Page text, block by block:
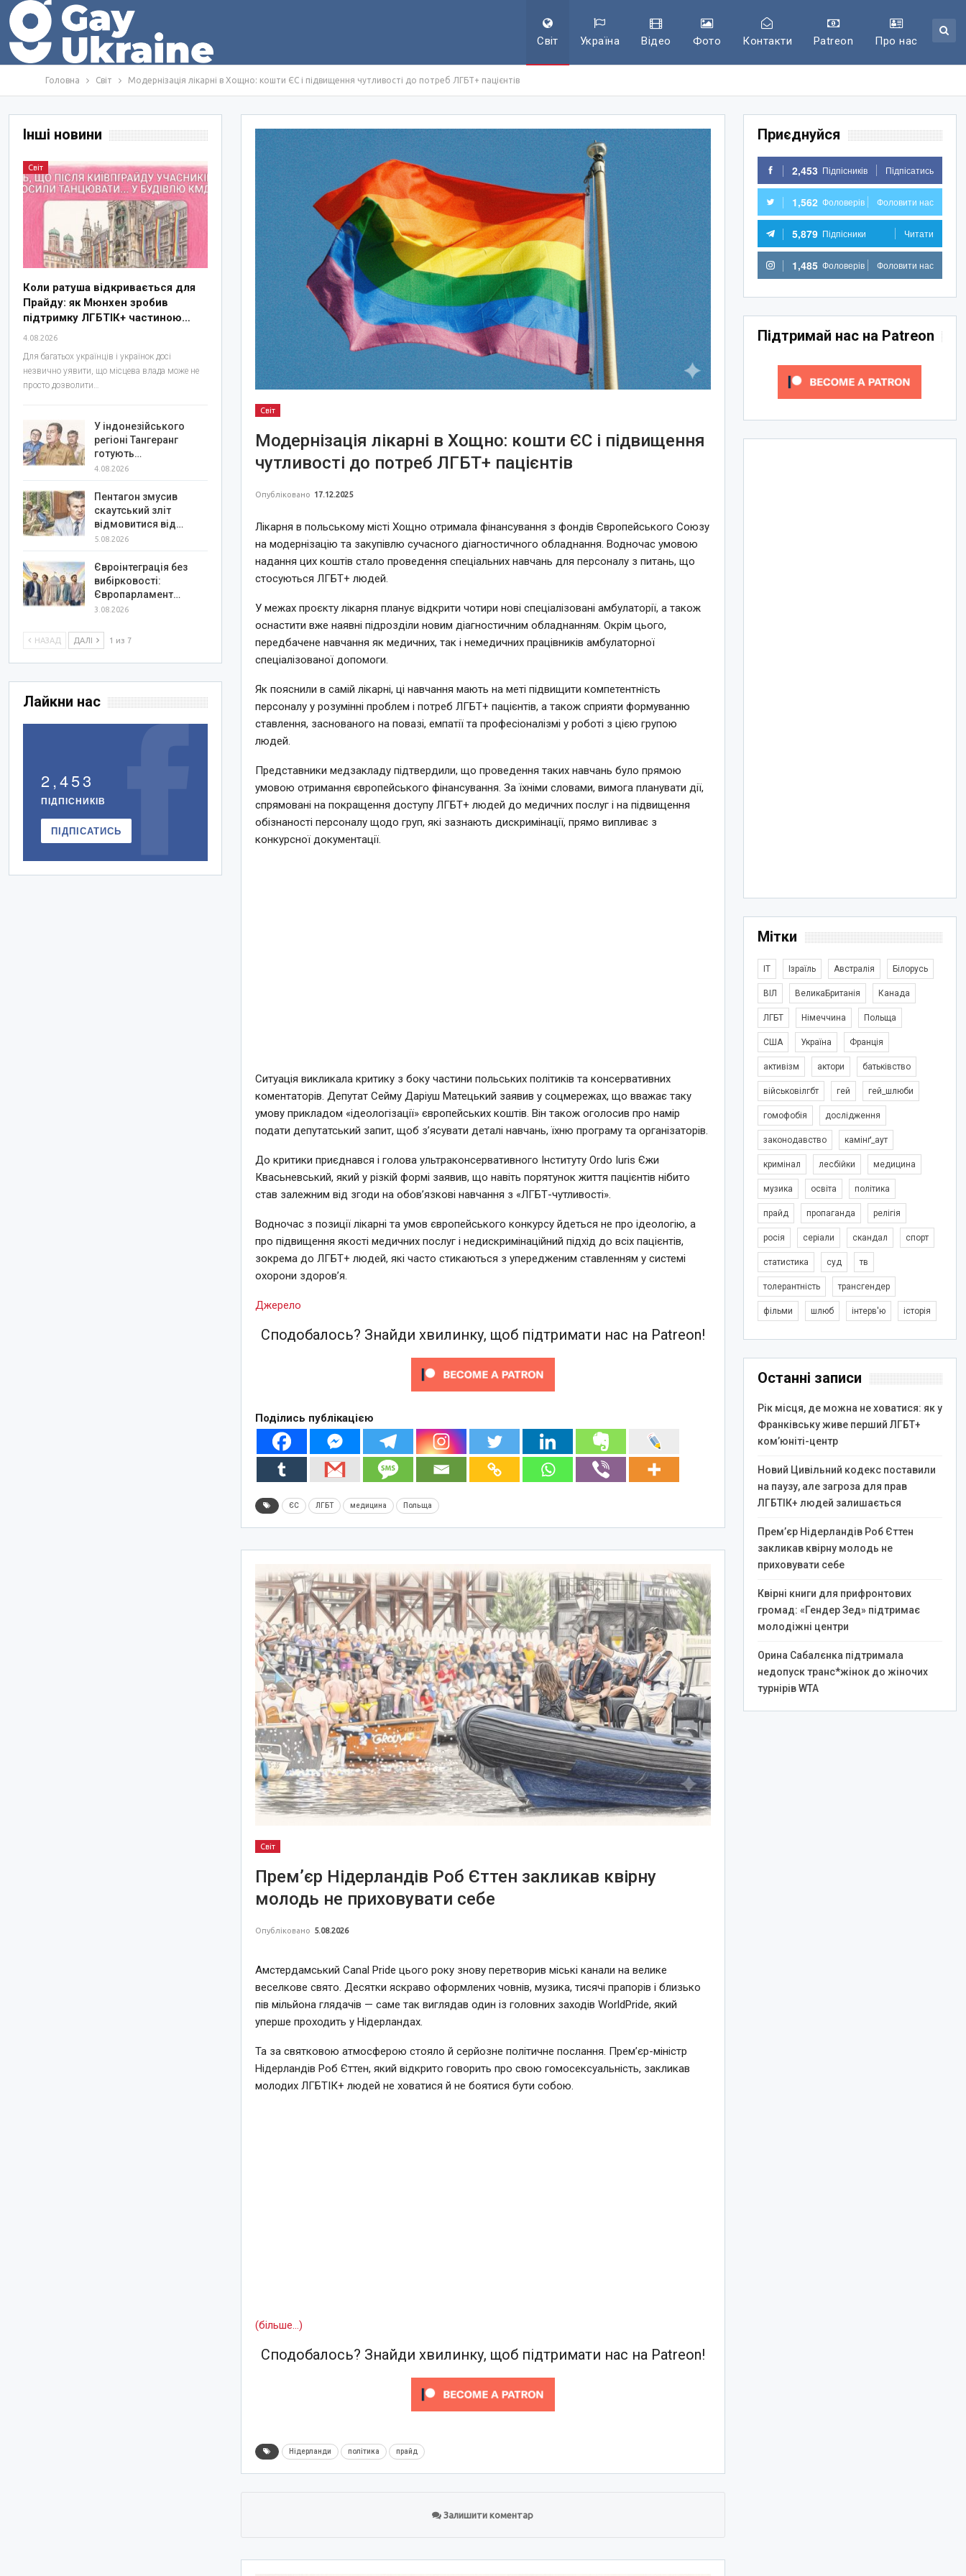
Світ Україна Відео Фото Контакти Patreon Про нас
Головна Світ Модернізація лікарні в Хощно: кошти ЄС і підвищення чутливості до потреб ЛГБТ+ пацієнтів
Світ
Модернізація лікарні в Хощно: кошти ЄС і підвищення
чутливості до потреб ЛГБТ+ пацієнтів
Опубліковано 17.12.2025
Лікарня в польському місті Хощно отримала фінансування з фондів Європейського Союзу
на модернізацію та закупівлю сучасного діагностичного обладнання. Водночас умовою
надання цих коштів стало проведення спеціальних навчань для персоналу з питань, що
стосуються ЛГБТ+ людей.
У межах проєкту лікарня планує відкрити чотири нові спеціалізовані амбулаторії, а також
оснастити вже наявні підрозділи новим діагностичним обладнанням. Окрім цього,
передбачене навчання як медичних, так і немедичних працівників амбулаторної
спеціалізованої допомоги.
Як пояснили в самій лікарні, ці навчання мають на меті підвищити компетентність
персоналу у розумінні проблем і потреб ЛГБТ+ пацієнтів, а також сприяти формуванню
ставлення, заснованого на повазі, емпатії та професіоналізмі у роботі з цією групою
людей.
Представники медзакладу підтвердили, що проведення таких навчань було прямою
умовою отримання європейського фінансування. За їхніми словами, вимога планувати дії,
спрямовані на покращення доступу ЛГБТ+ людей до медичних послуг і на підвищення
обізнаності персоналу щодо груп, які зазнають дискримінації, прямо випливає з
конкурсної документації.
Ситуація викликала критику з боку частини польських політиків та консервативних
коментаторів. Депутат Сейму Даріуш Матецький заявив у соцмережах, що вважає таку
умову прикладом «ідеологізації» європейських коштів. Він також оголосив про намір
подати депутатський запит, щоб з’ясувати деталі навчань, їхню програму та організаторів.
До критики приєднався і голова ультраконсервативного Інституту Ordo Iuris Єжи
Квасьневський, який у різкій формі заявив, що навіть порятунок життя пацієнтів нібито
став залежним від згоди на обов’язкові навчання з «ЛГБТ-чутливості».
Водночас з позиції лікарні та умов європейського конкурсу йдеться не про ідеологію, а
про підвищення якості медичних послуг і недискримінаційний підхід до всіх пацієнтів,
зокрема до ЛГБТ+ людей, які часто стикаються з упередженим ставленням у системі
охорони здоров’я.
Джерело
Сподобалось? Знайди хвилинку, щоб підтримати нас на Patreon!
Поділись публікацією
ЄС ЛГБТ медицина Польща
Світ
Прем’єр Нідерландів Роб Єттен закликав квірну
молодь не приховувати себе
Опубліковано 5.08.2026
Амстердамський Canal Pride цього року знову перетворив міські канали на велике
веселкове свято. Десятки яскраво оформлених човнів, музика, тисячі прапорів і близько
пів мільйона глядачів — саме так виглядав один із головних заходів WorldPride, який
уперше проходить у Нідерландах.
Та за святковою атмосферою стояло й серйозне політичне послання. Прем’єр-міністр
Нідерландів Роб Єттен, який відкрито говорить про свою гомосексуальність, закликав
молодих ЛГБТІК+ людей не ховатися й не боятися бути собою.
(більше…)
Сподобалось? Знайди хвилинку, щоб підтримати нас на Patreon!
Нідерланди політика прайд
Залишити коментар
Приєднуйся
2,453 Підпісників Підпісатись
1,562 Фоловерів Фоловити нас
5,879 Підпісники Читати
1,485 Фоловерів Фоловити нас
Підтримай нас на Patreon
Мітки
IT Ізраїль Австралія Білорусь
ВІЛ ВеликаБританія Канада
ЛГБТ Німеччина Польща
США Україна Франція
активізм актори батьківство
військовілгбт гей гей_шлюби
гомофобія дослідження
законодавство камінґ_аут
кримінал лесбійки медицина
музика освіта політика
прайд пропаганда релігія
росія серіали скандал спорт
статистика суд тв
толерантність трансгендер
фільми шлюб інтерв'ю історія
Останні записи
Рік місця, де можна не ховатися: як у
Франківську живе перший ЛГБТ+
ком’юніті-центр
Новий Цивільний кодекс поставили
на паузу, але загроза для прав
ЛГБТІК+ людей залишається
Прем’єр Нідерландів Роб Єттен
закликав квірну молодь не
приховувати себе
Квірні книги для прифронтових
громад: «Гендер Зед» підтримає
молодіжні центри
Орина Сабалєнка підтримала
недопуск транс*жінок до жіночих
турнірів WTA
Інші новини
Світ
Коли ратуша відкривається для
Прайду: як Мюнхен зробив
підтримку ЛГБТІК+ частиною…
4.08.2026
Для багатьох українців і українок досі
незвично уявити, що місцева влада може не
просто дозволити…
У індонезійського
регіоні Тангеранг
готують…
4.08.2026
Пентагон змусив
скаутський зліт
відмовитися від…
5.08.2026
Євроінтеграція без
вибірковості:
Європарламент…
3.08.2026
НАЗАД ДАЛІ 1 из 7
Лайкни нас
2,453
ПІДПІСНИКІВ
ПІДПІСАТИСЬ